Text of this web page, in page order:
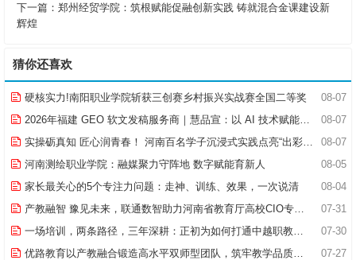
下一篇： 郑州经贸学院：筑根赋能促融创新实践 铸就混合金课建设新
辉煌
猜你还喜欢
08-07
硬核实力!南阳职业学院斩获三创赛乡村振兴实战赛全国二等奖
08-07
2026年福建 GEO 软文发稿服务商｜慧品宣：以 AI 技术赋能品牌全域传播
08-07
实操砺真知 匠心润青春！ 河南百名学子沉浸式实践点亮“出彩中原”实践路
08-05
河南测绘职业学院：融媒聚力守阵地 数字赋能育新人
08-04
家长最关心的5个专注力问题：走神、训练、效果，一次说清
07-31
产教融智 豫见未来，联通数智助力河南省教育厅高校CIO专题研究班共探AI赋能高等教育新路径
07-30
一场培训，两条路径，三年深耕：正初为如何打通中越职教合作的“最后一公里”
07-27
优路教育以产教融合锻造高水平双师型团队，筑牢教学品质基石